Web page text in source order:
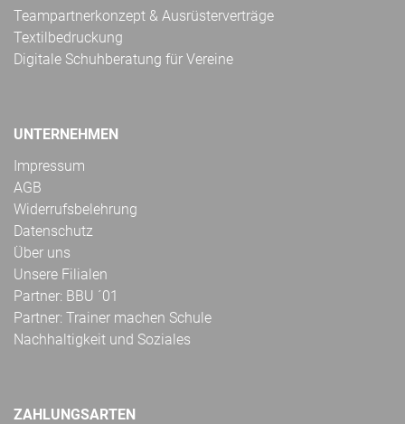
Teampartnerkonzept & Ausrüsterverträge
Textilbedruckung
Digitale Schuhberatung für Vereine
UNTERNEHMEN
Impressum
AGB
Widerrufsbelehrung
Datenschutz
Über uns
Unsere Filialen
Partner: BBU ´01
Partner: Trainer machen Schule
Nachhaltigkeit und Soziales
ZAHLUNGSARTEN